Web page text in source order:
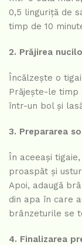
0,5 linguriță de
timp de 10
2. Prăjirea
Încălzește o
Prăjește-le timp
într-un bol și
3. Prepararea
În aceeași
proaspăt și
Apoi, adaugă
din apa în care
brânzeturile se
4. Finalizarea